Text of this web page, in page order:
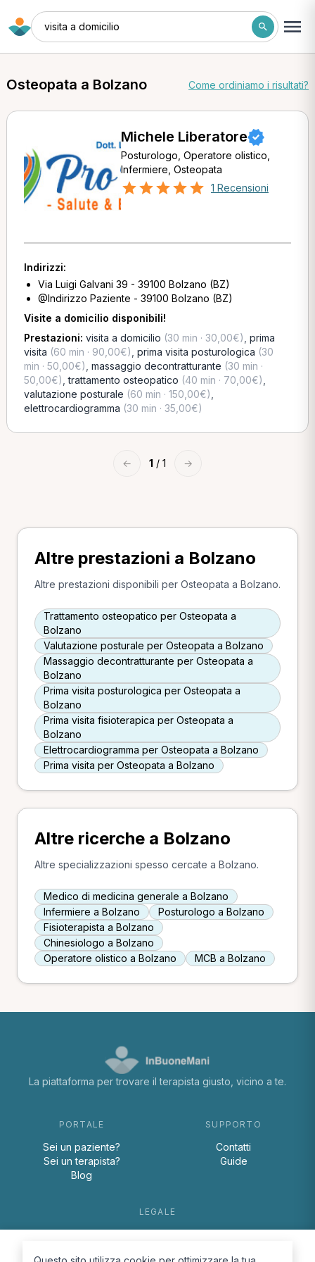
visita a domicilio
Osteopata a Bolzano Come ordiniamo i risultati?
Michele Liberatore
Posturologo, Operatore olistico,
Infermiere, Osteopata
1 Recensioni
Indirizzi:
Via Luigi Galvani 39 - 39100 Bolzano (BZ)
@Indirizzo Paziente - 39100 Bolzano (BZ)
Visite a domicilio disponibili!
Prestazioni: visita a domicilio (30 min · 30,00€) prima
visita (60 min · 90,00€) prima visita posturologica (30
min · 50,00€) massaggio decontratturante (30 min ·
50,00€) ,trattamento osteopatico (40 min · 70,00€)
valutazione posturale (60 min · 150,00€)
elettrocardiogramma (30 min · 35,00€)
← 1 / 1 →
Altre prestazioni a Bolzano
Altre prestazioni disponibili per Osteopata a Bolzano.
Trattamento osteopatico per Osteopata a
Bolzano
Valutazione posturale per Osteopata a Bolzano
Massaggio decontratturante per Osteopata a
Bolzano
Prima visita posturologica per Osteopata a
Bolzano
Prima visita fisioterapica per Osteopata a
Bolzano
Elettrocardiogramma per Osteopata a Bolzano
Prima visita per Osteopata a Bolzano
Altre ricerche a Bolzano
Altre specializzazioni spesso cercate a Bolzano.
Medico di medicina generale a Bolzano
Infermiere a Bolzano
Posturologo a Bolzano
Fisioterapista a Bolzano
Chinesiologo a Bolzano
Operatore olistico a Bolzano
MCB a Bolzano
La piattaforma per trovare il terapista giusto, vicino a te.
PORTALE
Sei un paziente?
Sei un terapista?
Blog
SUPPORTO
Contatti
Guide
LEGALE